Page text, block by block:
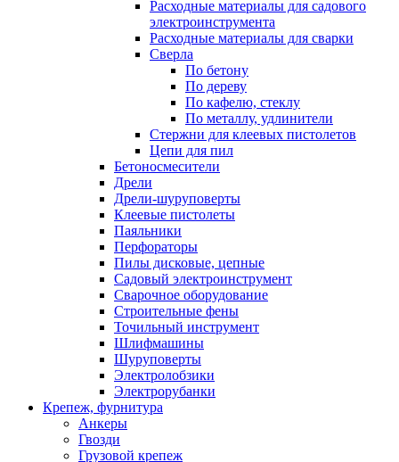
Расходные материалы для садового
электроинструмента
Расходные материалы для сварки
Сверла
По бетону
По дереву
По кафелю, стеклу
По металлу, удлинители
Стержни для клеевых пистолетов
Цепи для пил
Бетоносмесители
Дрели
Дрели-шуруповерты
Клеевые пистолеты
Паяльники
Перфораторы
Пилы дисковые, цепные
Садовый электроинструмент
Сварочное оборудование
Строительные фены
Точильный инструмент
Шлифмашины
Шуруповерты
Электролобзики
Электрорубанки
Крепеж, фурнитура
Анкеры
Гвозди
Грузовой крепеж